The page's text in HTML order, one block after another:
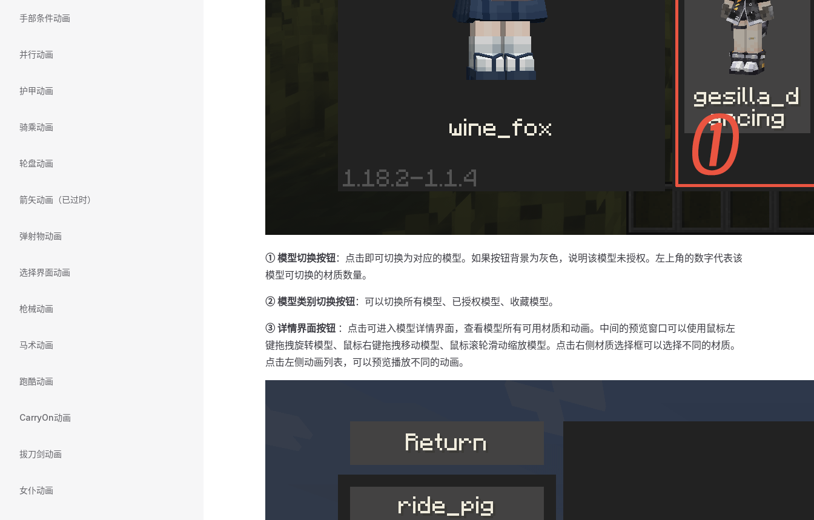
手部条件动画
并行动画
护甲动画
骑乘动画
轮盘动画
箭矢动画（已过时）
弹射物动画
选择界面动画
枪械动画
马术动画
跑酷动画
CarryOn动画
拔刀剑动画
女仆动画
① 模型切换按钮：点击即可切换为对应的模型。如果按钮背景为灰色，说明该模型未授权。左上角的数字代表该
模型可切换的材质数量。
② 模型类别切换按钮：可以切换所有模型、已授权模型、收藏模型。
③ 详情界面按钮 ：点击可进入模型详情界面，查看模型所有可用材质和动画。中间的预览窗口可以使用鼠标左
键拖拽旋转模型、鼠标右键拖拽移动模型、鼠标滚轮滑动缩放模型。点击右侧材质选择框可以选择不同的材质。
点击左侧动画列表，可以预览播放不同的动画。